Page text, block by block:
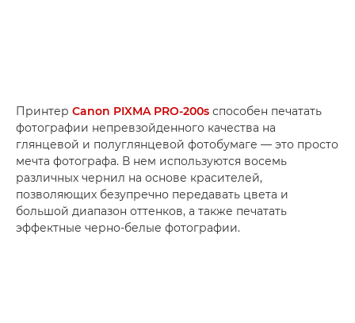
Принтер Canon PIXMA PRO-200s способен печатать
фотографии непревзойденного качества на
глянцевой и полуглянцевой фотобумаге — это просто
мечта фотографа. В нем используются восемь
различных чернил на основе красителей,
позволяющих безупречно передавать цвета и
большой диапазон оттенков, а также печатать
эффектные черно-белые фотографии.